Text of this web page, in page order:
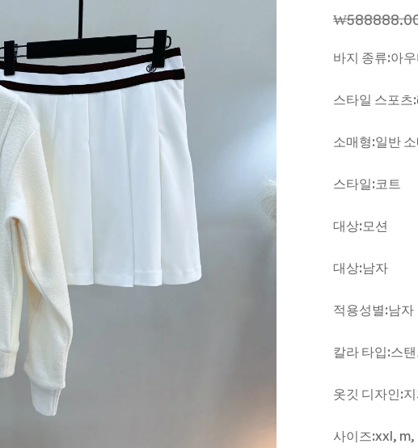
₩
바지 종류:아
스타일 스포츠
소매형:일반
스타일:코트
대상:모션
대상:남자
적용성별:남자
칼라 타입:스
옷깃 디자인:
사이즈:xxl, m,